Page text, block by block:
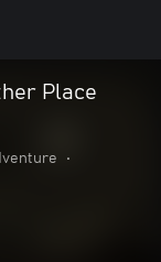
Place
•